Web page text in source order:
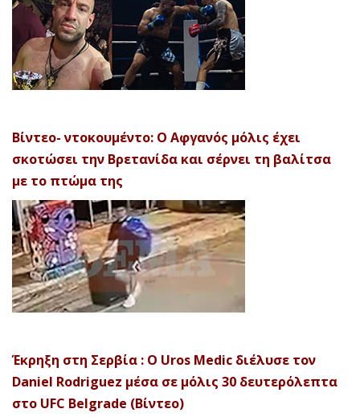
Βίντεο- ντοκουμέντο: Ο Αφγανός μόλις έχει
σκοτώσει την Βρετανίδα και σέρνει τη βαλίτσα
με το πτώμα της
Έκρηξη στη Σερβία : Ο Uros Medic διέλυσε τον
Daniel Rodriguez μέσα σε μόλις 30 δευτερόλεπτα
στο UFC Belgrade (Βίντεο)